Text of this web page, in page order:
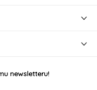
newsletteru!